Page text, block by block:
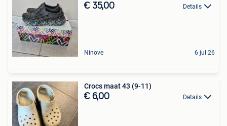
€ 35,00 Details
Ninove 6 jul 26
Crocs maat 43 (9-11)
€ 6,00 Details